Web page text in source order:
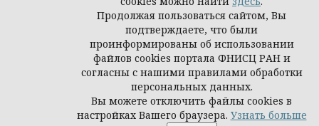
Продолжая пользоваться сайтом, Вы
подтверждаете, что были
проинформированы об использовании
файлов cookies портала ФНИСЦ РАН и
согласны с нашими правилами обработки
персональных данных.
Вы можете отключить файлы cookies в
настройках Вашего браузера. Узнать больше